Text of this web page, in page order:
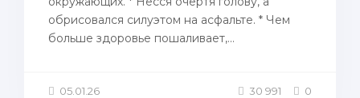
обрисовался силуэтом на асфальте. * Чем
больше здоровье пошаливает,...
05.01.26 30 991 0